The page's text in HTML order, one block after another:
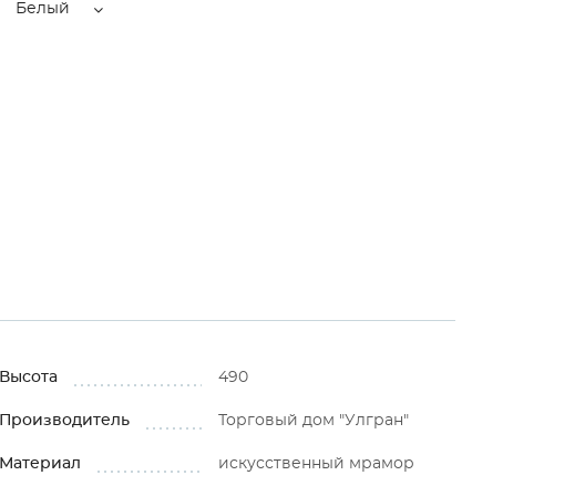
Белый
Высота 490
Производитель Торговый дом "Улгран"
Материал искусственный мрамор